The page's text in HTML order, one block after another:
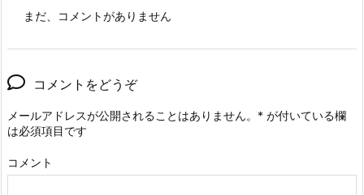
まだ、コメントがありません
コメントをどうぞ
メールアドレスが公開されることはありません。 * が付いている欄
は必須項目です
コメント